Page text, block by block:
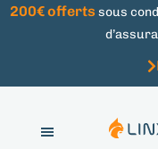
200€ offerts sous